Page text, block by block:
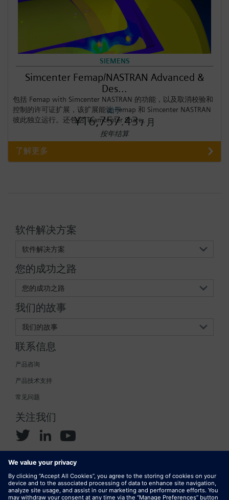
SIEMENS
Simcenter Femap/NASTRAN Advanced &
Des...
包括 Femap with Simcenter NASTRAN 的功能，以及取消校验和
控制的许可证扩展，该扩展能让 Femap 和 Simcenter NASTRAN
彼此独立运行。还包括 Teamcenter Share。
始于
¥16,757.43/ 月
按年结算
了解更多
软件解决方案
软件解决方案
您的成功之路
您的成功之路
我们的故事
我们的故事
联系信息
产品咨询
产品技术支持
常见问题
关注我们